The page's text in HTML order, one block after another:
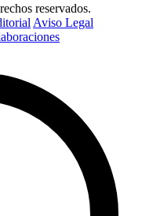
reservados.
Aviso Legal